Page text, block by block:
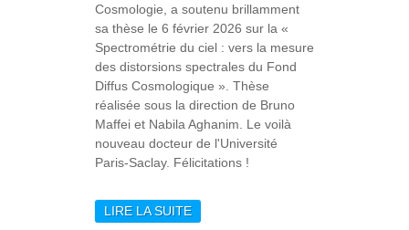
Cosmologie, a soutenu brillamment
sa thèse le 6 février 2026 sur la «
Spectrométrie du ciel : vers la mesure
des distorsions spectrales du Fond
Diffus Cosmologique ». Thèse
réalisée sous la direction de Bruno
Maffei et Nabila Aghanim. Le voilà
nouveau docteur de l'Université
Paris-Saclay. Félicitations !
LIRE LA SUITEDE XAVIER COULON, UN